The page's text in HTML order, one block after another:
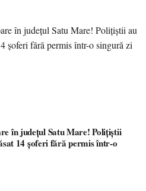
în județul Satu Mare! Polițiștii
14 șoferi fără permis într-o